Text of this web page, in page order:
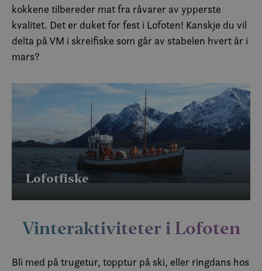
kokkene tilbereder mat fra råvarer av ypperste
kvalitet. Det er duket for fest i Lofoten! Kanskje du vil
delta på VM i skreifiske som går av stabelen hvert år i
mars?
Lofotfiske
Vinteraktiviteter i Lofoten
Bli med på trugetur, topptur på ski, eller ringdans hos